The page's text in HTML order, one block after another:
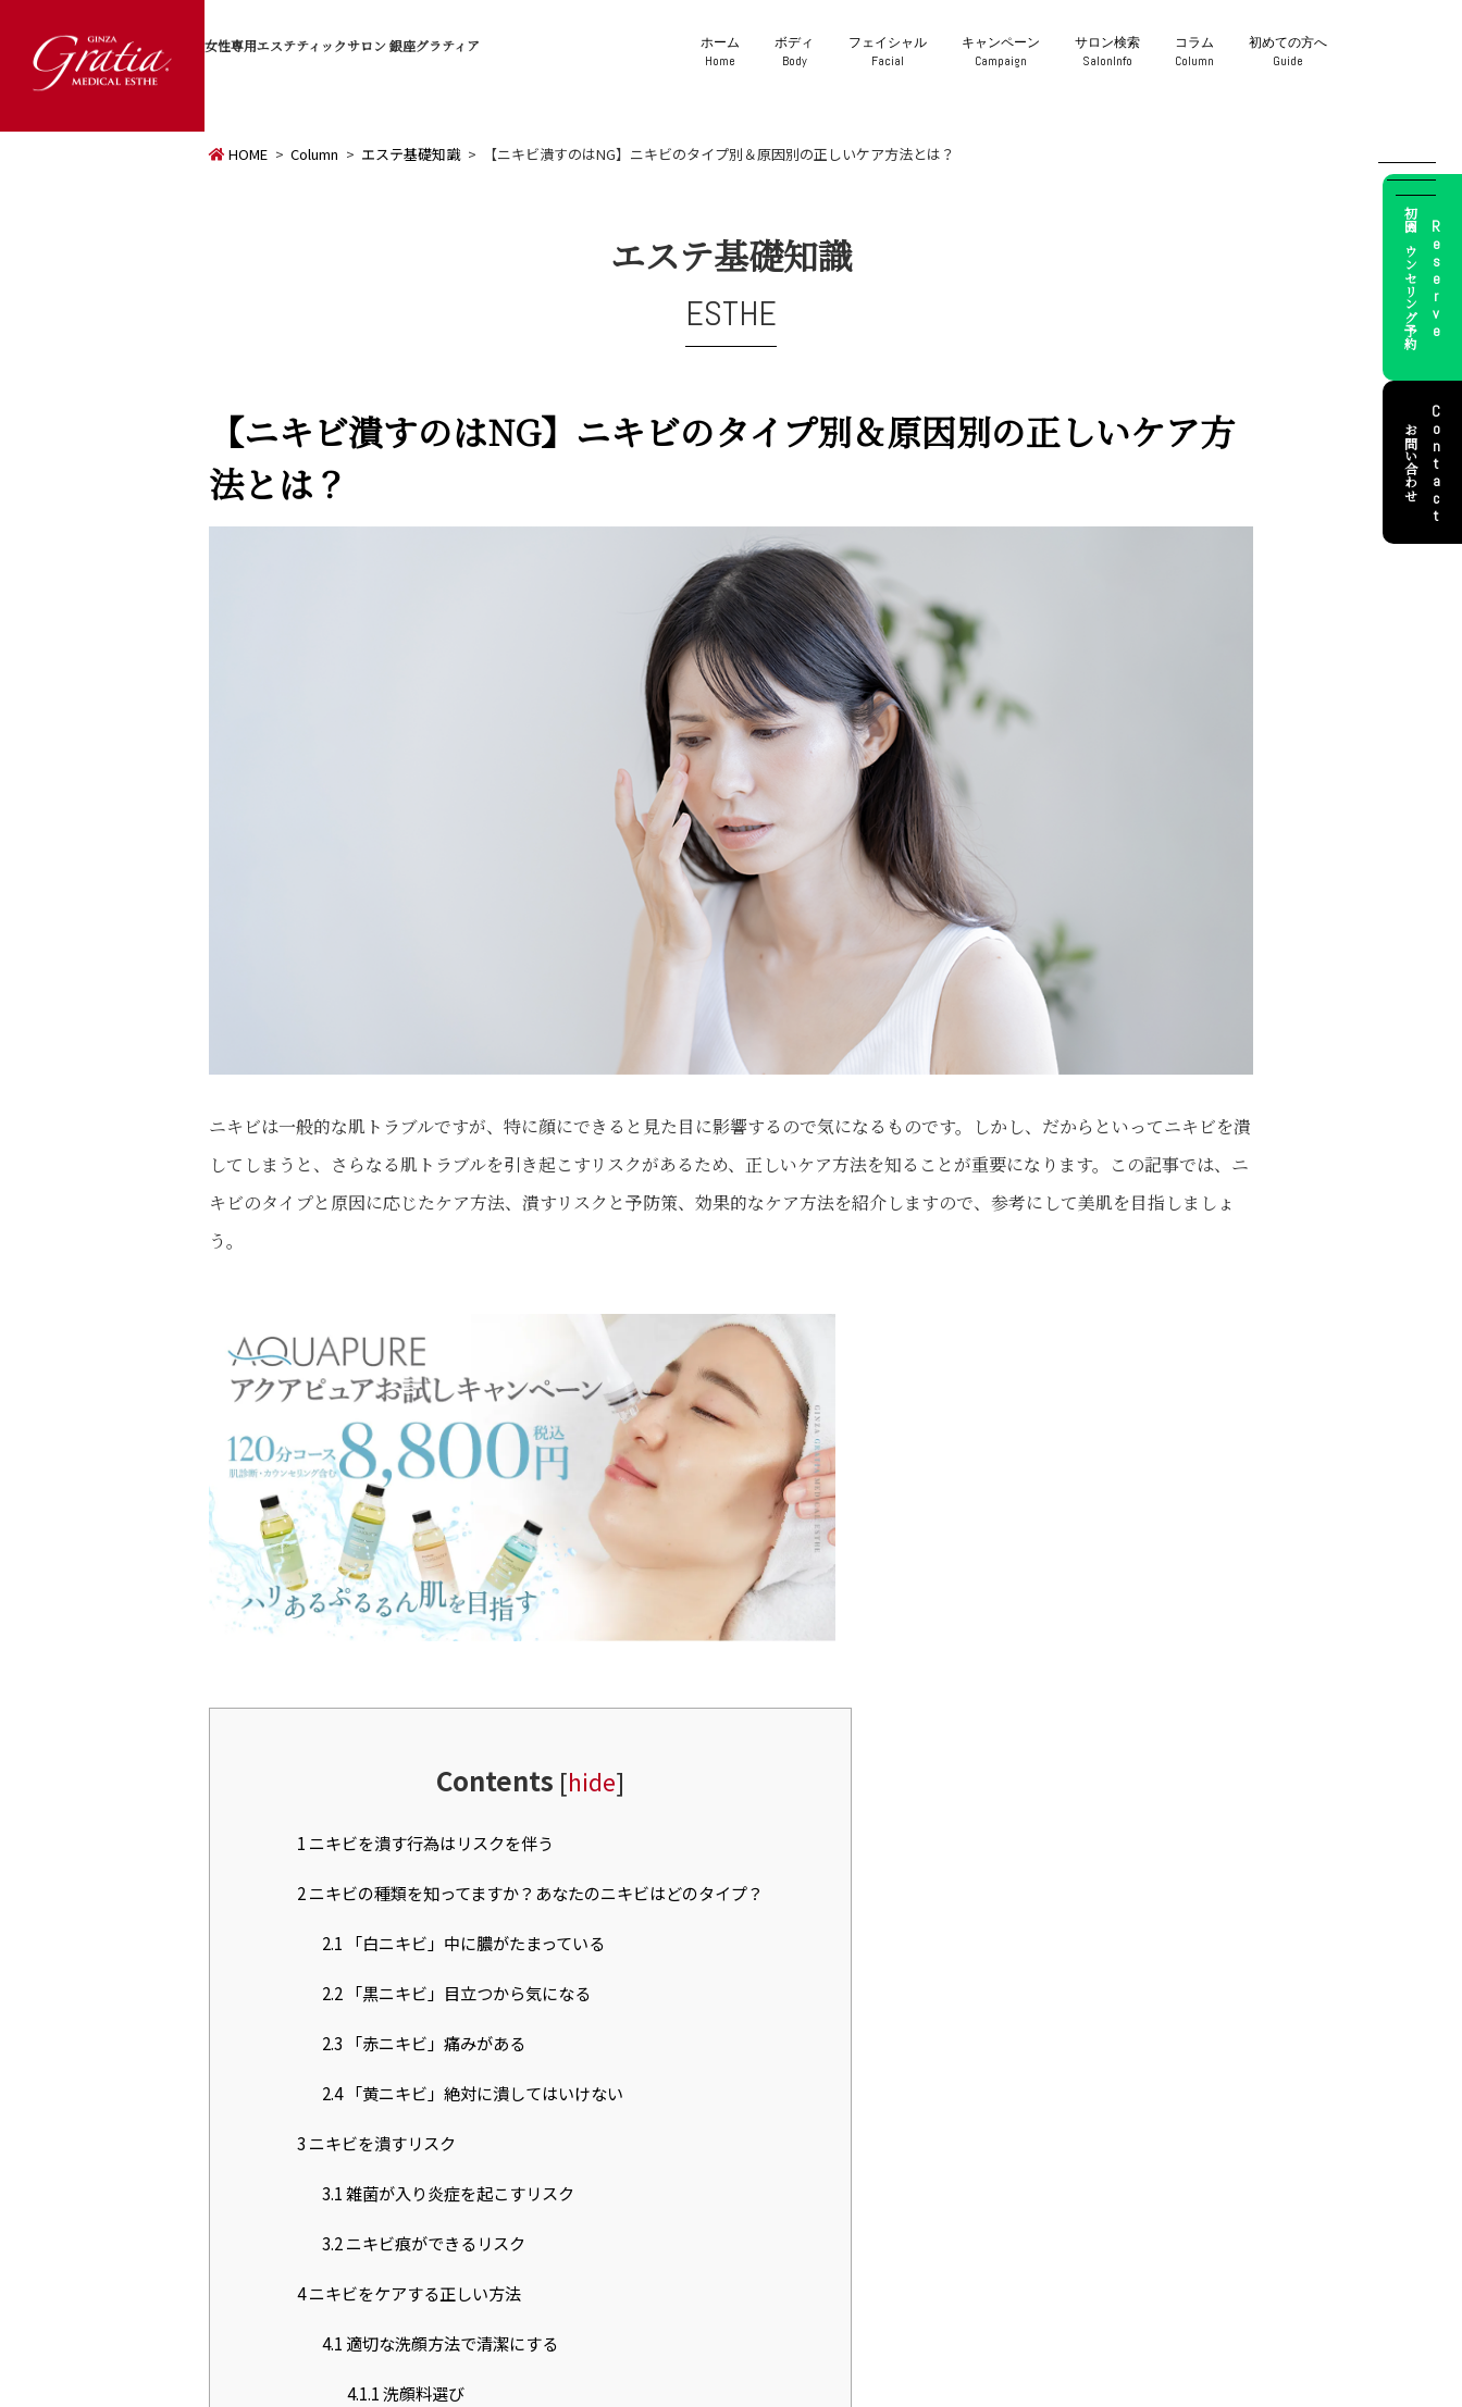
女性専用エステティックサロン銀座グラティア
ホーム
Home
ボディ
Body
フェイシャル
Facial
キャンペーン
Campaign
サロン検索
SalonInfo
コラム
Column
初めての方へ
Guide
Guide 初めて方
Body
Facial
Campaign
Reserve
初回カウンセリング予約
Contact
お問い合わせ
HOME Column エステ基礎知識 【ニキビ潰すのはNG】ニキビのタイプ別＆原因別の正しいケア方法とは？
エステ基礎知識
ESTHE
【ニキビ潰すのはNG】ニキビのタイプ別＆原因別の正しいケア方
法とは？
ニキビは一般的な肌トラブルですが、特に顔にできると見た目に影響するので気になるものです。しかし、だからといってニキビを潰
してしまうと、さらなる肌トラブルを引き起こすリスクがあるため、正しいケア方法を知ることが重要になります。この記事では、ニ
キビのタイプと原因に応じたケア方法、潰すリスクと予防策、効果的なケア方法を紹介しますので、参考にして美肌を目指しましょ
う。
Contents [hide]
1 ニキビを潰す行為はリスクを伴う
2ニキビの種類を知ってますか？あなたのニキビはどのタイプ？
2.1 「白ニキビ」中に膿がたまっている
2.2「黒ニキビ」目立つから気になる
2.3 「赤ニキビ」痛みがある
2.4「黄ニキビ」絶対に潰してはいけない
3 ニキビを潰すリスク
3.1雑菌が入り炎症を起こすリスク
3.2ニキビ痕ができるリスク
4ニキビをケアする正しい方法
4.1 適切な洗顔方法で清潔にする
4.1.1洗顔料選び